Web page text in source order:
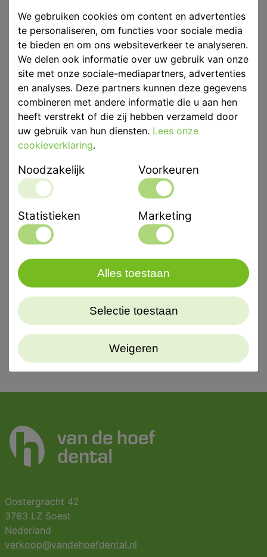
Product ID
MES 080542
Voorraad
Niet voorradig
Eenheid
p/st
Merk
Mestra
Productbeschrijving
Budget en gebruiksvriendelijk. Met een krachtige
afzuigmotor en automatische aansluiting wanneer de
plaathouder naar beneden zakt.
De koolstofverwarmer zorgt voor een geleidelijke en
gelijkmatige verwarming van het te vormen
dieptrekmateriaal.
Oostergracht 42
3763 LZ Soest
Nederland
verkoop@vandehoefdental.nl
We gebruiken cookies om content en advertenties
te personaliseren, om functies voor sociale media
te bieden en om ons websiteverkeer te analyseren.
We delen ook informatie over uw gebruik van onze
site met onze sociale-mediapartners, advertenties
en analyses. Deze partners kunnen deze gegevens
combineren met andere informatie die u aan hen
heeft verstrekt of die zij hebben verzameld door
uw gebruik van hun diensten. Lees onze
cookieverklaring.
Noodzakelijk Voorkeuren
Statistieken Marketing
Weigeren
Selectie toestaan
Alles toestaan